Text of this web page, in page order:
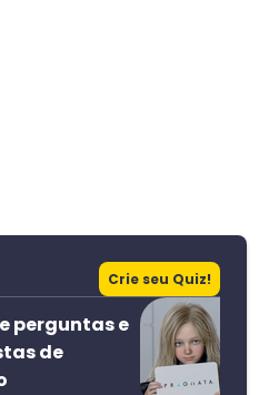
Crie seu Quiz!
perguntas e
de